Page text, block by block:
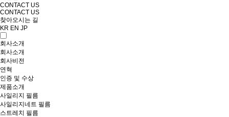
CONTACT US
CONTACT US
찾아오시는 길
KR EN JP
회사소개
회사소개
회사비전
연혁
인증 및 수상
제품소개
사일리지 필름
사일리지네트 필름
스트레치 필름